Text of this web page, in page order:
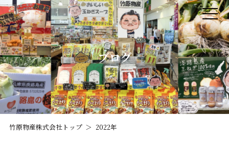
ブログ
竹原物産株式会社トップ 2022年